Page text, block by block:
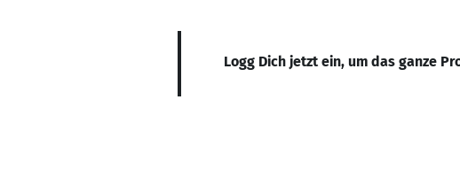
Logg Dich jetzt ein, um das ganze